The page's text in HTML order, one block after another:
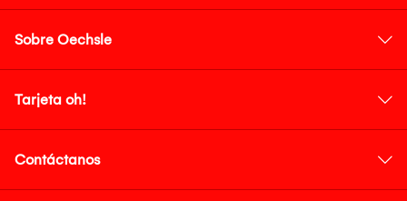
Sobre Oechsle
Tarjeta oh!
Contáctanos